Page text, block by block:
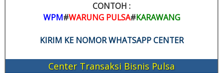
CONTOH :
WPM#WARUNG PULSA#KARAWANG
KIRIM KE NOMOR WHATSAPP CENTER
Center Transaksi Bisnis Pulsa